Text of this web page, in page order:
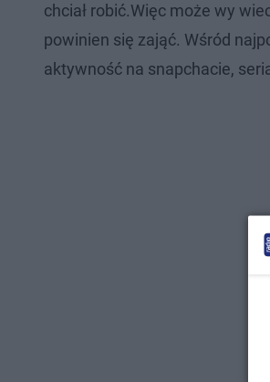
chciał robić.Więc może wy
powinien się zająć. Wśród
aktywność na snapchacie,